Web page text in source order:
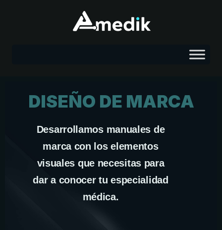
DISEÑO DE MARCA
Desarrollamos manuales de
marca con los elementos
visuales que necesitas para
dar a conocer tu especialidad
médica.